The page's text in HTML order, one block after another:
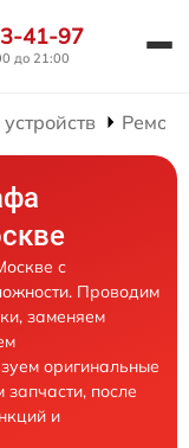
41-97
до 21:00
с
Проводим
заменяем
оригинальные
после
и